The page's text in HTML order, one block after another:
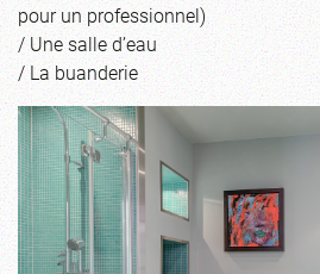
pour un professionnel)
/ Une salle d’eau
/ La buanderie